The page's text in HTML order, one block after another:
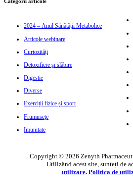
2024 – Anul Sănătății Metabolice
Articole webinare
Curiozități
Detoxifiere și slăbire
Digestie
Diverse
Exerciții fizice și sport
Frumusețe
Imunitate
Copyright © 2026 Zenyth
Utilizând acest site, sunteți de
utilizare. Politica de